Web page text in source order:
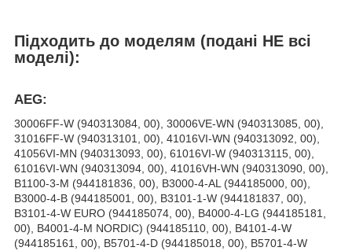
Підходить до моделям (подані НЕ всі
моделі):
AEG:
30006FF-W (940313084, 00), 30006VE-WN (940313085, 00),
31016FF-W (940313101, 00), 41016VI-WN (940313092, 00),
41056VI-MN (940313093, 00), 61016VI-W (940313115, 00),
61016VI-WN (940313094, 00), 41016VH-WN (940313090, 00),
B1100-3-M (944181836, 00), B3000-4-AL (944185000, 00),
B3000-4-B (944185001, 00), B3101-1-W (944181837, 00),
B3101-4-W EURO (944185074, 00), B4000-4-LG (944185181,
00), B4001-4-M NORDIC) (944185110, 00), B4101-4-W
(944185161, 00), B5701-4-D (944185018, 00), B5701-4-W